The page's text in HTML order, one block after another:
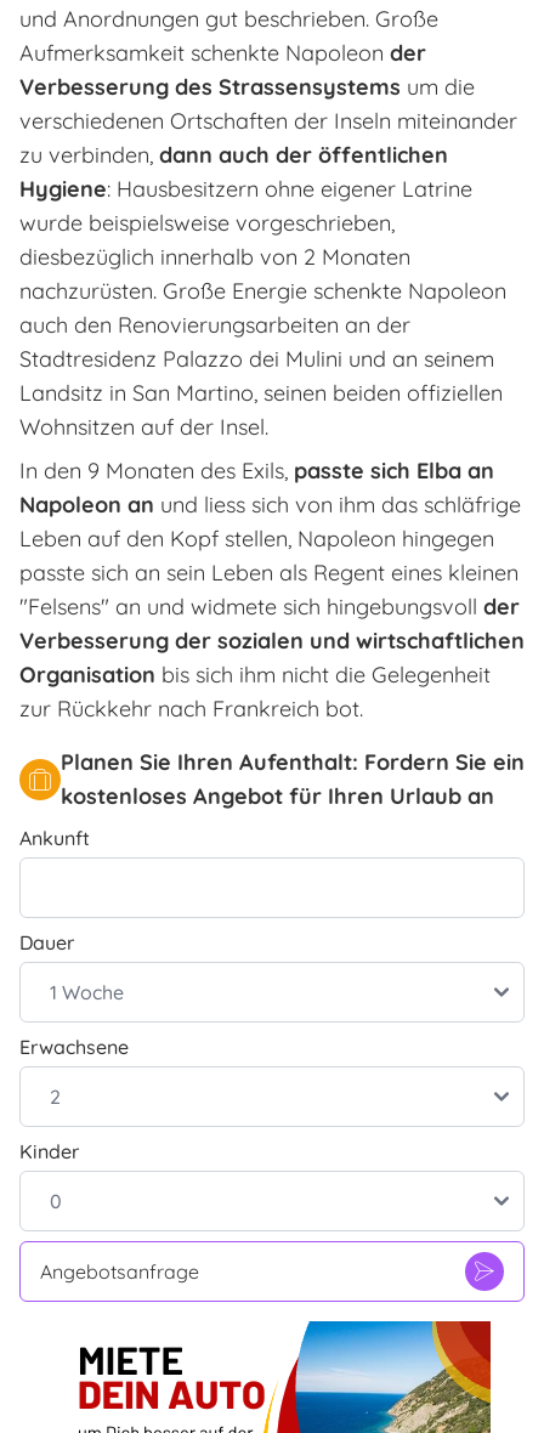
und Anordnungen gut beschrieben. Große
Aufmerksamkeit schenkte Napoleon der
Verbesserung des Strassensystems um die
verschiedenen Ortschaften der Inseln miteinander
zu verbinden, dann auch der öffentlichen
Hygiene: Hausbesitzern ohne eigener Latrine
wurde beispielsweise vorgeschrieben,
diesbezüglich innerhalb von 2 Monaten
nachzurüsten. Große Energie schenkte Napoleon
auch den Renovierungsarbeiten an der
Stadtresidenz Palazzo dei Mulini und an seinem
Landsitz in San Martino, seinen beiden offiziellen
Wohnsitzen auf der Insel.
In den 9 Monaten des Exils, passte sich Elba an
Napoleon an und liess sich von ihm das schläfrige
Leben auf den Kopf stellen, Napoleon hingegen
passte sich an sein Leben als Regent eines kleinen
"Felsens" an und widmete sich hingebungsvoll der
Verbesserung der sozialen und wirtschaftlichen
Organisation bis sich ihm nicht die Gelegenheit
zur Rückkehr nach Frankreich bot.
Planen Sie Ihren Aufenthalt: Fordern Sie ein
kostenloses Angebot für Ihren Urlaub an
Ankunft
Dauer
Erwachsene
Kinder
Angebotsanfrage